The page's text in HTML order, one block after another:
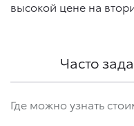
высокой цене на
Часто
Где можно узнать